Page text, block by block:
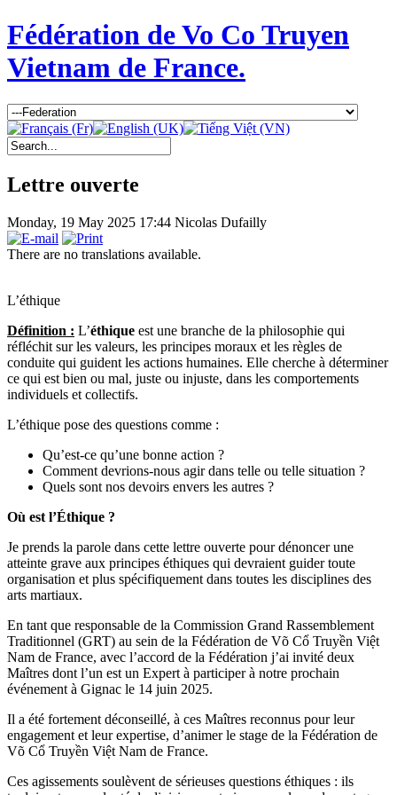
Fédération de Vo Co Truyen
Vietnam de France.
Lettre ouverte
Monday, 19 May 2025 17:44 Nicolas Dufailly
There are no translations available.
L’éthique
Définition : L’éthique est une branche de la philosophie qui
réfléchit sur les valeurs, les principes moraux et les règles de
conduite qui guident les actions humaines. Elle cherche à déterminer
ce qui est bien ou mal, juste ou injuste, dans les comportements
individuels et collectifs.
L’éthique pose des questions comme :
Qu’est-ce qu’une bonne action ?
Comment devrions-nous agir dans telle ou telle situation ?
Quels sont nos devoirs envers les autres ?
Où est l’Éthique ?
Je prends la parole dans cette lettre ouverte pour dénoncer une
atteinte grave aux principes éthiques qui devraient guider toute
organisation et plus spécifiquement dans toutes les disciplines des
arts martiaux.
En tant que responsable de la Commission Grand Rassemblement
Traditionnel (GRT) au sein de la Fédération de Võ Cổ Truyền Việt
Nam de France, avec l’accord de la Fédération j’ai invité deux
Maîtres dont l’un est un Expert à participer à notre prochain
événement à Gignac le 14 juin 2025.
Il a été fortement déconseillé, à ces Maîtres reconnus pour leur
engagement et leur expertise, d’animer le stage de la Fédération de
Võ Cổ Truyền Việt Nam de France.
Ces agissements soulèvent de sérieuses questions éthiques : ils